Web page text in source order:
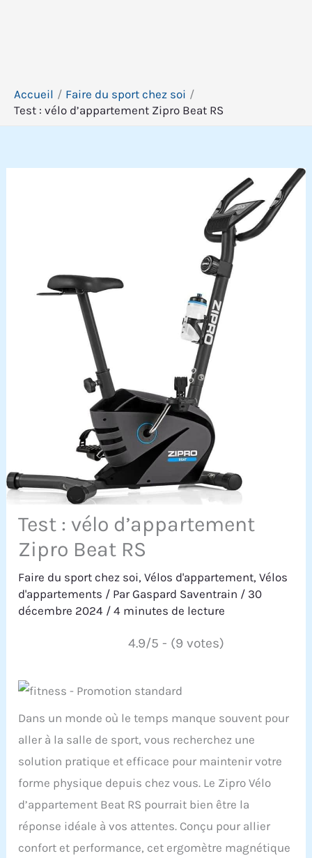
Accueil
Faire du sport chez soi
Test : vélo d’appartement Zipro Beat RS
Test : vélo d’appartement
Zipro Beat RS
Faire du sport chez soi,Vélos d'appartement,Vélos
d'appartements / ParGaspard Saventrain / 30
décembre 2024 /4 minutes de lecture
4.9/5 - (9 votes)
Dans un monde où le temps manque souvent pour
aller à la salle de sport, vous recherchez une
solution pratique et efficace pour maintenir votre
forme physique depuis chez vous. Le Zipro Vélo
d’appartement Beat RS pourrait bien être la
réponse idéale à vos attentes. Conçu pour allier
confort et performance, cet ergomètre magnétique